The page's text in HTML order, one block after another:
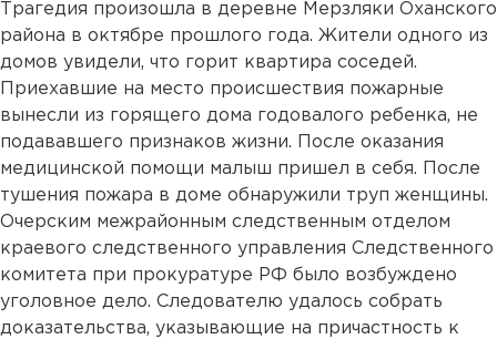
Трагедия произошла в деревне Мерзляки Оханского
района в октябре прошлого года. Жители одного из
домов увидели, что горит квартира соседей.
Приехавшие на место происшествия пожарные
вынесли из горящего дома годовалого ребенка, не
подававшего признаков жизни. После оказания
медицинской помощи малыш пришел в себя. После
тушения пожара в доме обнаружили труп женщины.
Очерским межрайонным следственным отделом
краевого следственного управления Следственного
комитета при прокуратуре РФ было возбуждено
уголовное дело. Следователю удалось собрать
доказательства, указывающие на причастность к